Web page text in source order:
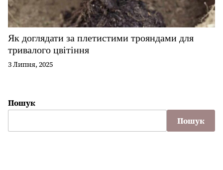
Як доглядати за плетистими трояндами для
тривалого цвітіння
3 Липня, 2025
Пошук
Пошук